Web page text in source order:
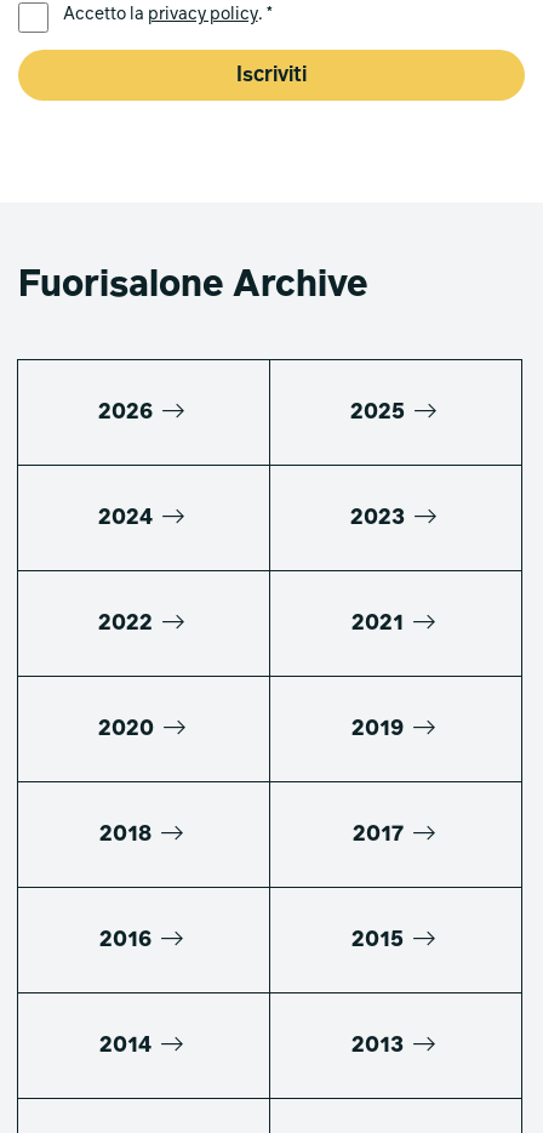
Accetto la privacy policy. *
Iscriviti
Fuorisalone Archive
2026 2025
2024 2023
2022 2021
2020 2019
2018 2017
2016 2015
2014 2013